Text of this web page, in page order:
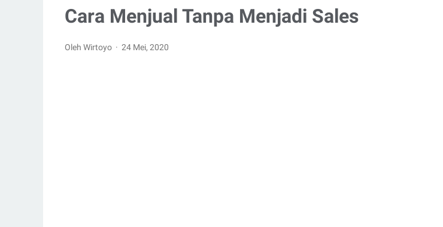
Cara Menjual Tanpa Menjadi Sales
Oleh Wirtoyo 24 Mei, 2020